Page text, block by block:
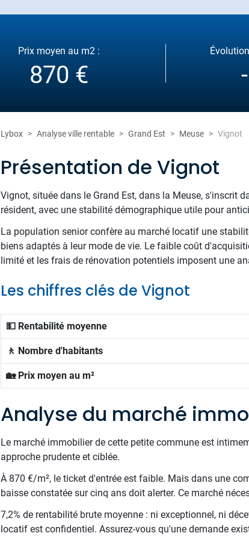
Prix moyen au m2 :
870 €
Lybox Analyse ville rentable Grand Est Meuse Vignot
Présentation de Vignot
Vignot, située dans le Grand Est, dans la Meuse, s'inscrit
résident, avec une stabilité démographique utile pour
La population senior confère au marché locatif une
biens adaptés à leur mode de vie. Le faible coût
limité et les frais de rénovation potentiels imposent une
Les chiffres clés de Vignot
💵 Rentabilité moyenne
🚶 Nombre d'habitants
🏡 Prix moyen au m²
Analyse du marché
Le marché immobilier de cette petite commune est
approche prudente et ciblée.
À 870 €/m², le ticket d'entrée est faible. Mais dans une
baisse constatée sur cinq ans doit alerter. Ce marché
7,2% de rentabilité brute moyenne : ni exceptionnel, ni
locatif est confidentiel. Assurez-vous qu'une demande